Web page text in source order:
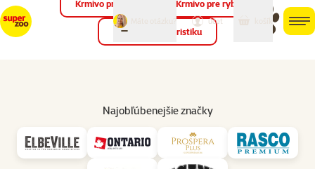
môj
účet
Krmivo pre vtáky Krmivo pre ryby
Krmivo pre teraristiku
Najobľúbenejšie značky
Odpudzovač psov a mačiek vonkajší vo spreji Beaphar Reppers
Hodnotenie 0%